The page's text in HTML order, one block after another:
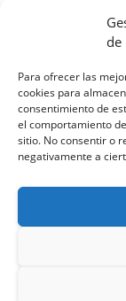
de
Para ofrecer las
cookies para
consentimiento de
el comportamiento
sitio. No consentir o
negativamente a
15 DE DICIEMBRE
en
PorVictoria
La organización
¿Necesitas
limpieza es uno
de eventos, ya